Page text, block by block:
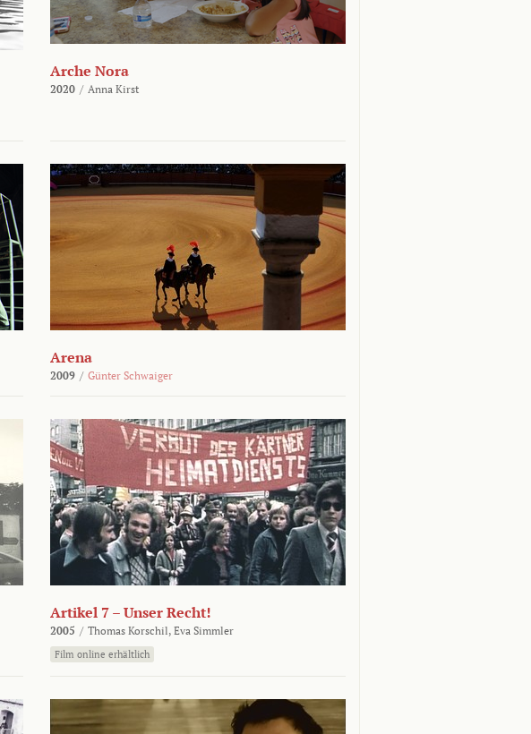
Arche Nora
2020 / Anna Kirst
Arena
2009 / Günter Schwaiger
Artikel 7 – Unser Recht!
2005 / Thomas Korschil, Eva Simmler
Film online erhältlich